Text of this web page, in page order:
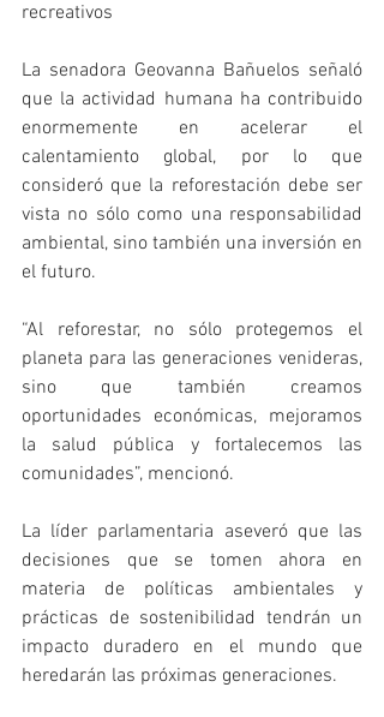
recreativos
La senadora Geovanna Bañuelos señaló
que la actividad humana ha contribuido
enormemente en acelerar el
calentamiento global, por lo que
consideró que la reforestación debe ser
vista no sólo como una responsabilidad
ambiental, sino también una inversión en
el futuro.
“Al reforestar, no sólo protegemos el
planeta para las generaciones venideras,
sino que también creamos
oportunidades económicas, mejoramos
la salud pública y fortalecemos las
comunidades”, mencionó.
La líder parlamentaria aseveró que las
decisiones que se tomen ahora en
materia de políticas ambientales y
prácticas de sostenibilidad tendrán un
impacto duradero en el mundo que
heredarán las próximas generaciones.